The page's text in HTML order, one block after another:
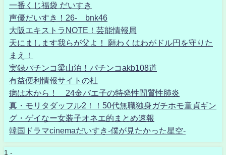
一番くじ福袋 だいすき
声優だいすき！26- bnk46
大阪エキストラNOTE！芸能情報局
天にまします我らが父よ！ 願わくはわがドル円を守りた
まえ！
実録パチンコ梁山泊！パチンコakb108道
有益便利情報サイトの杜
病は木から！ 24金バエ子の特発性間質性肺炎
真・モリタダッフル2！！50代無職独身ガチホモ童貞ギン
グ・ゲイなー女装子オネエ的まとめ速報
韓国ドラマcinemaだいすき-僕が見たかった星空-
1 -